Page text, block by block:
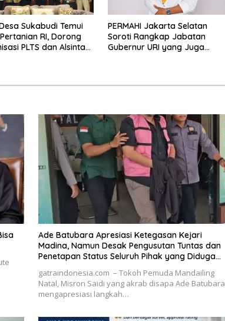
Sukabudi Temui
RI, Dorong
PLTS dan Alsintan
PERMAHI Jakarta Selatan
Soroti Rangkap Jabatan
Gubernur URI yang Juga
Ade Batubara Apresiasi Ketegasan Kejari
Madina, Namun Desak Pengusutan Tuntas dan
Penetapan Status Seluruh Pihak yang Diduga
gatraindonesia.com – Tokoh Pemuda Mandailing
Natal, Misron Saidi yang akrab disapa Ade Batubara,
mengapresiasi langkah…